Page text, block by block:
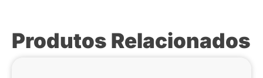
Produtos Relacionados